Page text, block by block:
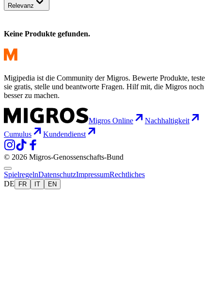
Relevanz
Keine Produkte gefunden.
Migipedia ist die Community der Migros. Bewerte Produkte, teste
sie gratis, stelle und beantworte Fragen. Hilf mit, die Migros noch
besser zu machen.
Migros Online
Nachhaltigkeit
Cumulus
Kundendienst
© 2026 Migros-Genossenschafts-Bund
SpielregelnDatenschutzImpressumRechtliches
DE
FR IT EN